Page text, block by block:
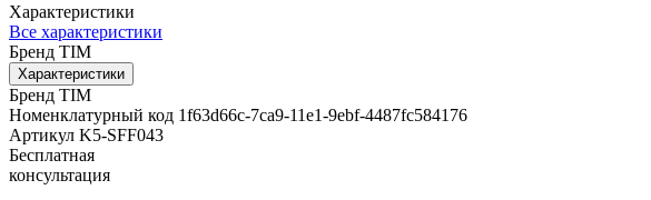
Характеристики
Все характеристики
Бренд TIM
Характеристики
Бренд TIM
Номенклатурный код 1f63d66c-7ca9-11e1-9ebf-4487fc584176
Артикул K5-SFF043
Бесплатная
консультация